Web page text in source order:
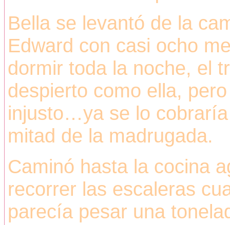
Bella se levantó de la
Edward con casi ocho
dormir toda la noche, el
despierto como ella,
injusto…ya se lo
mitad de la madrugada.
Caminó hasta la cocina
recorrer las escaleras
parecía pesar una